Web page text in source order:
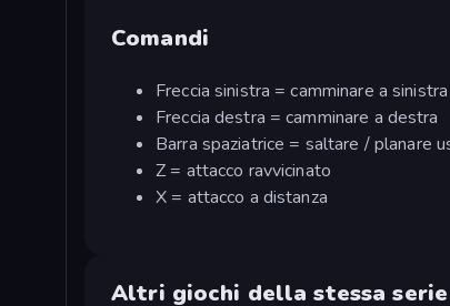
Comandi
Freccia sinistra = camminare a sinistra
Freccia destra = camminare a destra
Barra spaziatrice = saltare / planare
Z = attacco ravvicinato
X = attacco a distanza
Altri giochi della stessa serie